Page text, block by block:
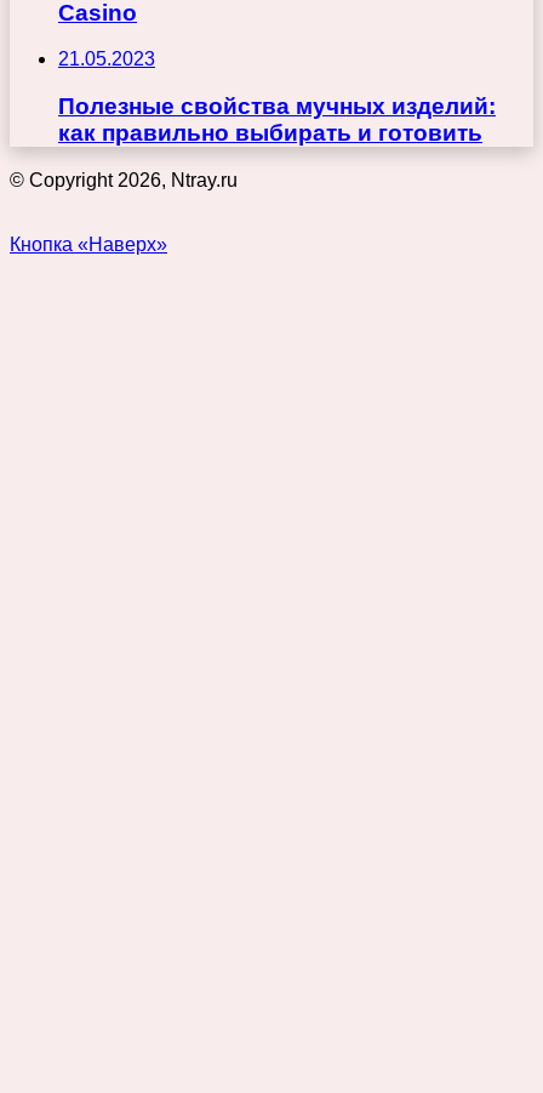
Casino
21.05.2023
Полезные свойства мучных изделий:
как правильно выбирать и готовить
© Copyright 2026, Ntray.ru
Кнопка «Наверх»